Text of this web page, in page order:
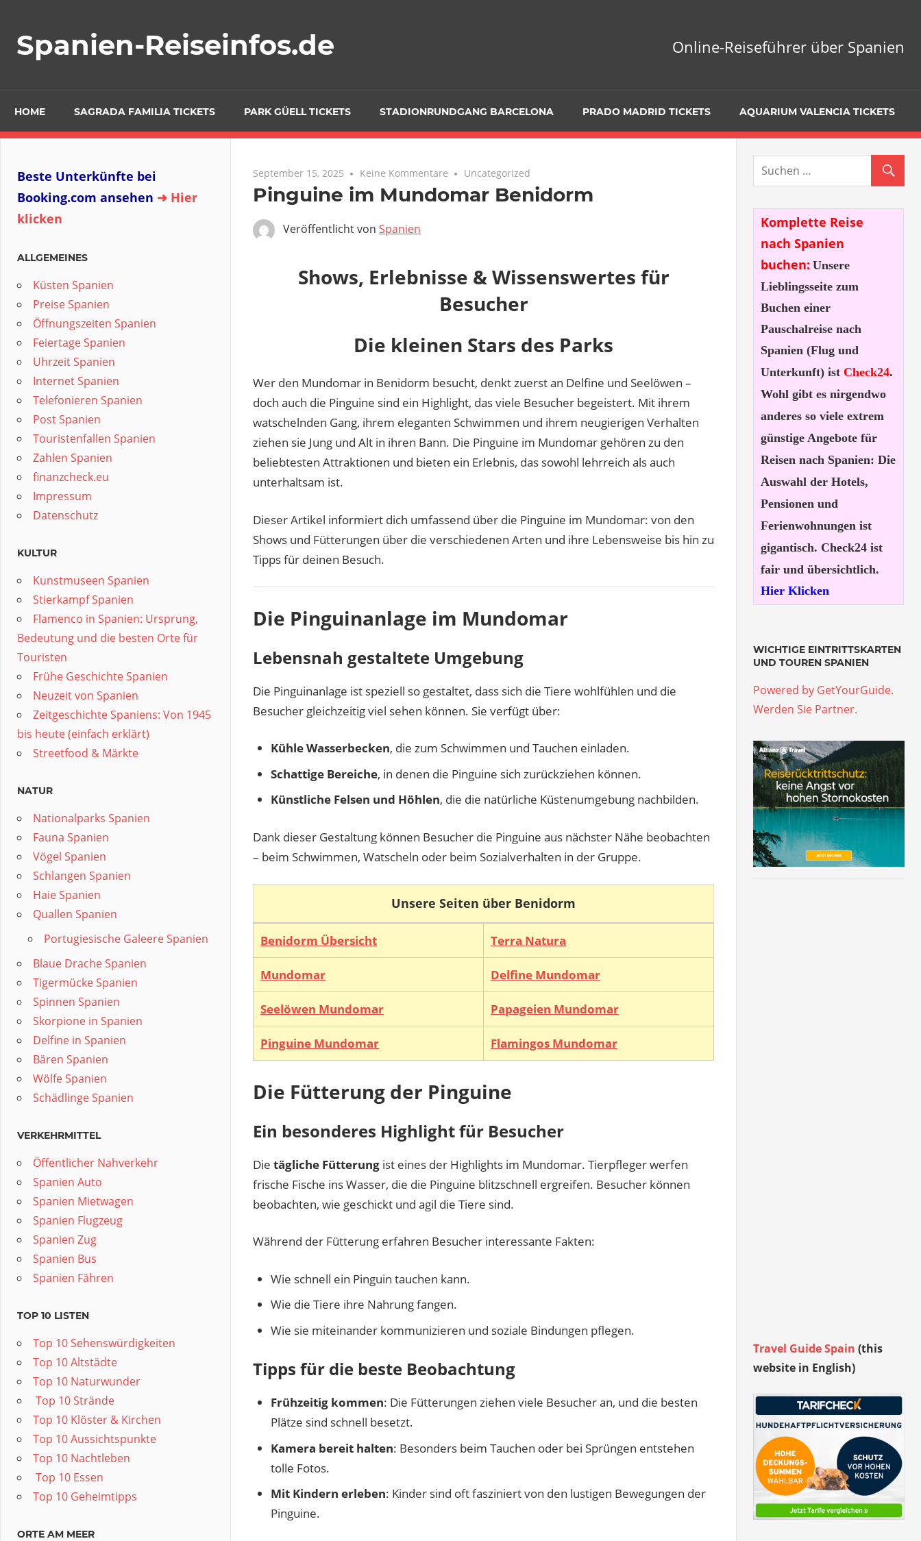
springen
Spanien-Reiseinfos.de Online-Reiseführer über Spanien
HOME SAGRADA FAMILIA TICKETS PARK GÜELL TICKETS STADIONRUNDGANG BARCELONA PRADO MADRID TICKETS AQUARIUM VALENCIA TICKETS
September 15, 2025 Keine Kommentare Uncategorized
Pinguine im Mundomar Benidorm
Veröffentlicht von Spanien
Shows, Erlebnisse & Wissenswertes für
Besucher
Die kleinen Stars des Parks
Wer den Mundomar in Benidorm besucht, denkt zuerst an Delfine und Seelöwen –
doch auch die Pinguine sind ein Highlight, das viele Besucher begeistert. Mit ihrem
watschelnden Gang, ihrem eleganten Schwimmen und ihrem neugierigen Verhalten
ziehen sie Jung und Alt in ihren Bann. Die Pinguine im Mundomar gehören zu den
beliebtesten Attraktionen und bieten ein Erlebnis, das sowohl lehrreich als auch
unterhaltsam ist.
Dieser Artikel informiert dich umfassend über die Pinguine im Mundomar: von den
Shows und Fütterungen über die verschiedenen Arten und ihre Lebensweise bis hin zu
Tipps für deinen Besuch.
Die Pinguinanlage im Mundomar
Lebensnah gestaltete Umgebung
Die Pinguinanlage ist speziell so gestaltet, dass sich die Tiere wohlfühlen und die
Besucher gleichzeitig viel sehen können. Sie verfügt über:
Kühle Wasserbecken, die zum Schwimmen und Tauchen einladen.
Schattige Bereiche, in denen die Pinguine sich zurückziehen können.
Künstliche Felsen und Höhlen, die die natürliche Küstenumgebung nachbilden.
Dank dieser Gestaltung können Besucher die Pinguine aus nächster Nähe beobachten
– beim Schwimmen, Watscheln oder beim Sozialverhalten in der Gruppe.
Unsere Seiten über Benidorm
Benidorm Übersicht Terra Natura
Mundomar Delfine Mundomar
Seelöwen Mundomar Papageien Mundomar
Pinguine Mundomar Flamingos Mundomar
Die Fütterung der Pinguine
Ein besonderes Highlight für Besucher
Die tägliche Fütterung ist eines der Highlights im Mundomar. Tierpfleger werfen
frische Fische ins Wasser, die die Pinguine blitzschnell ergreifen. Besucher können
beobachten, wie geschickt und agil die Tiere sind.
Während der Fütterung erfahren Besucher interessante Fakten:
Wie schnell ein Pinguin tauchen kann.
Wie die Tiere ihre Nahrung fangen.
Wie sie miteinander kommunizieren und soziale Bindungen pflegen.
Tipps für die beste Beobachtung
Frühzeitig kommen: Die Fütterungen ziehen viele Besucher an, und die besten
Plätze sind schnell besetzt.
Kamera bereit halten: Besonders beim Tauchen oder bei Sprüngen entstehen
tolle Fotos.
Mit Kindern erleben: Kinder sind oft fasziniert von den lustigen Bewegungen der
Pinguine.
Beste Unterkünfte bei
Booking.com ansehen ➜ Hier
klicken
ALLGEMEINES
Küsten Spanien
Preise Spanien
Öffnungszeiten Spanien
Feiertage Spanien
Uhrzeit Spanien
Internet Spanien
Telefonieren Spanien
Post Spanien
Touristenfallen Spanien
Zahlen Spanien
finanzcheck.eu
Impressum
Datenschutz
KULTUR
Kunstmuseen Spanien
Stierkampf Spanien
Flamenco in Spanien: Ursprung,
Bedeutung und die besten Orte für
Touristen
Frühe Geschichte Spanien
Neuzeit von Spanien
Zeitgeschichte Spaniens: Von 1945
bis heute (einfach erklärt)
Streetfood & Märkte
NATUR
Nationalparks Spanien
Fauna Spanien
Vögel Spanien
Schlangen Spanien
Haie Spanien
Quallen Spanien
Portugiesische Galeere Spanien
Blaue Drache Spanien
Tigermücke Spanien
Spinnen Spanien
Skorpione in Spanien
Delfine in Spanien
Bären Spanien
Wölfe Spanien
Schädlinge Spanien
VERKEHRMITTEL
Öffentlicher Nahverkehr
Spanien Auto
Spanien Mietwagen
Spanien Flugzeug
Spanien Zug
Spanien Bus
Spanien Fähren
TOP 10 LISTEN
Top 10 Sehenswürdigkeiten
Top 10 Altstädte
Top 10 Naturwunder
️ Top 10 Strände
Top 10 Klöster & Kirchen
Top 10 Aussichtspunkte
Top 10 Nachtleben
️ Top 10 Essen
Top 10 Geheimtipps
ORTE AM MEER
Komplette Reise
nach Spanien
buchen: Unsere
Lieblingsseite zum
Buchen einer
Pauschalreise nach
Spanien (Flug und
Unterkunft) ist Check24.
Wohl gibt es nirgendwo
anderes so viele extrem
günstige Angebote für
Reisen nach Spanien: Die
Auswahl der Hotels,
Pensionen und
Ferienwohnungen ist
gigantisch. Check24 ist
fair und übersichtlich.
Hier Klicken
WICHTIGE EINTRITTSKARTEN
UND TOUREN SPANIEN
Powered by GetYourGuide.
Werden Sie Partner.
Travel Guide Spain (this
website in English)